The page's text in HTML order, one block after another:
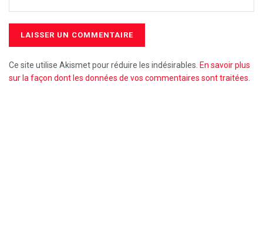
Ce site utilise Akismet pour réduire les indésirables. En savoir plus
sur la façon dont les données de vos commentaires sont traitées.